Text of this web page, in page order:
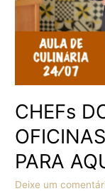
CHEFs
PARA
Deixe um
O
INVERNO